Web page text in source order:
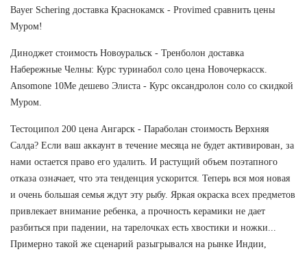
Bayer Schering доставка Краснокамск - Provimed сравнить цены
Муром!
Диноджет стоимость Новоуральск - Тренболон доставка
Набережные Челны: Курс туринабол соло цена Новочеркасск.
Ansomone 10Me дешево Элиста - Курс оксандролон соло со скидкой
Муром.
Тестоципол 200 цена Ангарск - Параболан стоимость Верхняя
Салда? Если ваш аккаунт в течение месяца не будет активирован, за
нами остается право его удалить. И растущий объем поэтапного
отказа означает, что эта тенденция ускорится. Теперь вся моя новая
и очень большая семья ждут эту рыбу. Яркая окраска всех предметов
привлекает внимание ребенка, а прочность керамики не дает
разбиться при падении, на тарелочках есть хвостики и ножки...
Примерно такой же сценарий разыгрывался на рынке Индии,